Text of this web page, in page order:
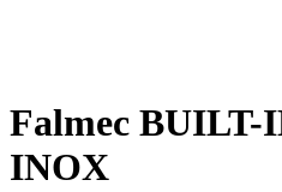
Falmec BUILT-
INOX